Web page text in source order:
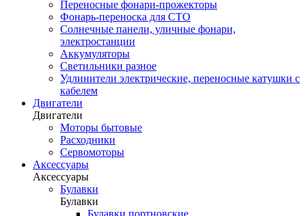
Переносные фонари-прожекторы
Фонарь-переноска для СТО
Солнечные панели, уличные фонари,
электростанции
Аккумуляторы
Светильники разное
Удлинители электрические, переносные катушки с
кабелем
Двигатели
Двигатели
Моторы бытовые
Расходники
Сервомоторы
Аксессуары
Аксессуары
Булавки
Булавки
Булавки портновские